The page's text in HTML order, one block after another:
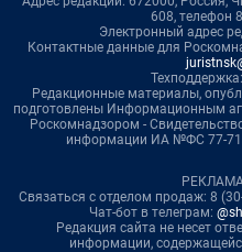
608, телефон
Электронный адрес
Контактные данные для
Техподдержка:
Редакционные материалы,
подготовлены Информационным
Роскомнадзором -
информации ИА №ФС 77-
Связаться с отделом продаж: 8
Чат-бот в телеграм:
Редакция сайта не несет
информации,